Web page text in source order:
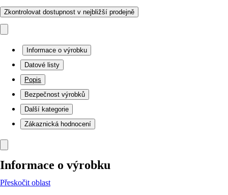
Zkontrolovat dostupnost v nejbližší prodejně
Informace o výrobku
Datové listy
Popis
Bezpečnost výrobků
Další kategorie
Zákaznická hodnocení
Informace o výrobku
Přeskočit oblast